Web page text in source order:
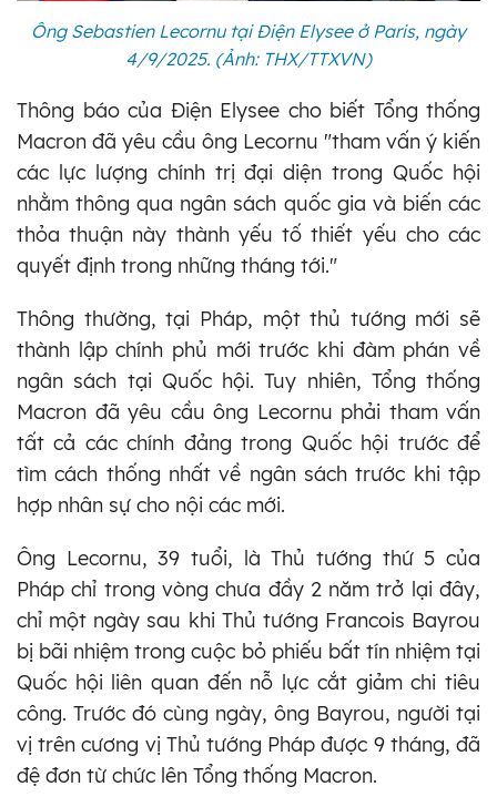
Ông Sebastien Lecornu tại Điện Elysee ở Paris, ngày
4/9/2025. (Ảnh: THX/TTXVN)
Thông báo của Điện Elysee cho biết Tổng thống
Macron đã yêu cầu ông Lecornu "tham vấn ý kiến
các lực lượng chính trị đại diện trong Quốc hội
nhằm thông qua ngân sách quốc gia và biến các
thỏa thuận này thành yếu tố thiết yếu cho các
quyết định trong những tháng tới."
Thông thường, tại Pháp, một thủ tướng mới sẽ
thành lập chính phủ mới trước khi đàm phán về
ngân sách tại Quốc hội. Tuy nhiên, Tổng thống
Macron đã yêu cầu ông Lecornu phải tham vấn
tất cả các chính đảng trong Quốc hội trước để
tìm cách thống nhất về ngân sách trước khi tập
hợp nhân sự cho nội các mới.
Ông Lecornu, 39 tuổi, là Thủ tướng thứ 5 của
Pháp chỉ trong vòng chưa đầy 2 năm trở lại đây,
chỉ một ngày sau khi Thủ tướng Francois Bayrou
bị bãi nhiệm trong cuộc bỏ phiếu bất tín nhiệm tại
Quốc hội liên quan đến nỗ lực cắt giảm chi tiêu
công. Trước đó cùng ngày, ông Bayrou, người tại
vị trên cương vị Thủ tướng Pháp được 9 tháng, đã
đệ đơn từ chức lên Tổng thống Macron.